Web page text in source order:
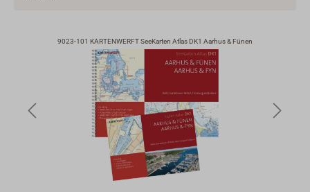
9023-101 KARTENWERFT SeeKarten Atlas DK1 Aarhus & Fünen